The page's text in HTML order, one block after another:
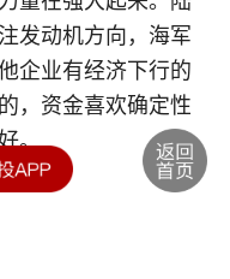
发动机方向，海军
企业有经济下行的
，资金喜欢确定性
。